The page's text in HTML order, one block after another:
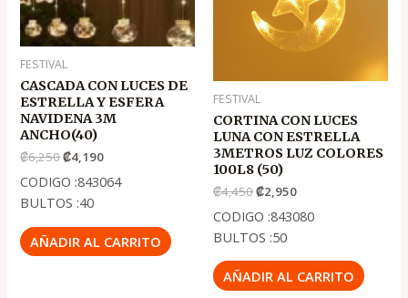
FESTIVAL
CASCADA CON LUCES DE
ESTRELLA Y ESFERA
NAVIDENA 3M
ANCHO(40)
₡6,250₡4,190
CODIGO :843064
BULTOS :40
AÑADIR AL CARRITO
FESTIVAL
CORTINA CON LUCES
LUNA CON ESTRELLA
3METROS LUZ COLORES
100L8 (50)
₡4,450₡2,950
CODIGO :843080
BULTOS :50
AÑADIR AL CARRITO